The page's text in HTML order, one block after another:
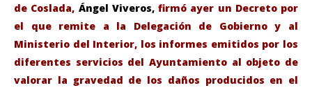
de Coslada, Ángel Viveros,firmó ayer un Decreto por
el que remite a la Delegación de Gobierno y al
Ministerio del Interior, los informes emitidos por los
diferentes servicios del Ayuntamiento al objeto de
valorar la gravedad de los daños producidos en el